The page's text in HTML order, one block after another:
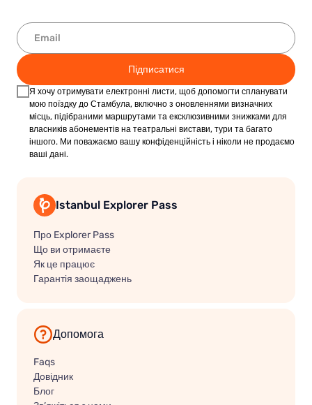
Підписатися
Я хочу отримувати електронні листи, щоб допомогти спланувати
мою поїздку до Стамбула, включно з оновленнями визначних
місць, підібраними маршрутами та ексклюзивними знижками для
власників абонементів на театральні вистави, тури та багато
іншого. Ми поважаємо вашу конфіденційність і ніколи не продаємо
ваші дані.
Istanbul Explorer Pass
Про Explorer Pass
Що ви отримаєте
Як це працює
Гарантія заощаджень
Допомога
Faqs
Довідник
Блог